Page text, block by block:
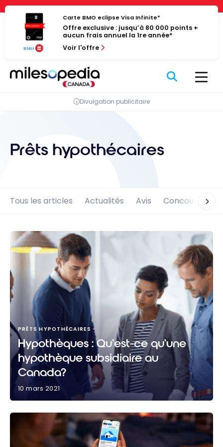
Panneau de gestion des cookies
Passer
contenu
Carte BMO eclipse Visa Infinite*
Offre exclusive : jusqu’à 80 000 points +
aucun frais annuel la 1re année*
Voir l'offre
Divulgation publicitaire
Prêts hypothécaires
Tous les articles Actualités Avis Concours
subsidiaire au Canada?
PRÊTS HYPOTHÉCAIRES
Hypothèques : Qu’est-ce qu’une
hypothèque subsidiaire au
Canada?
10 mars 2021